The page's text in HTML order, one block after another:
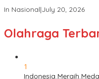
In Nasional|July 20, 2026
Olahraga
1
Indonesia Meraih